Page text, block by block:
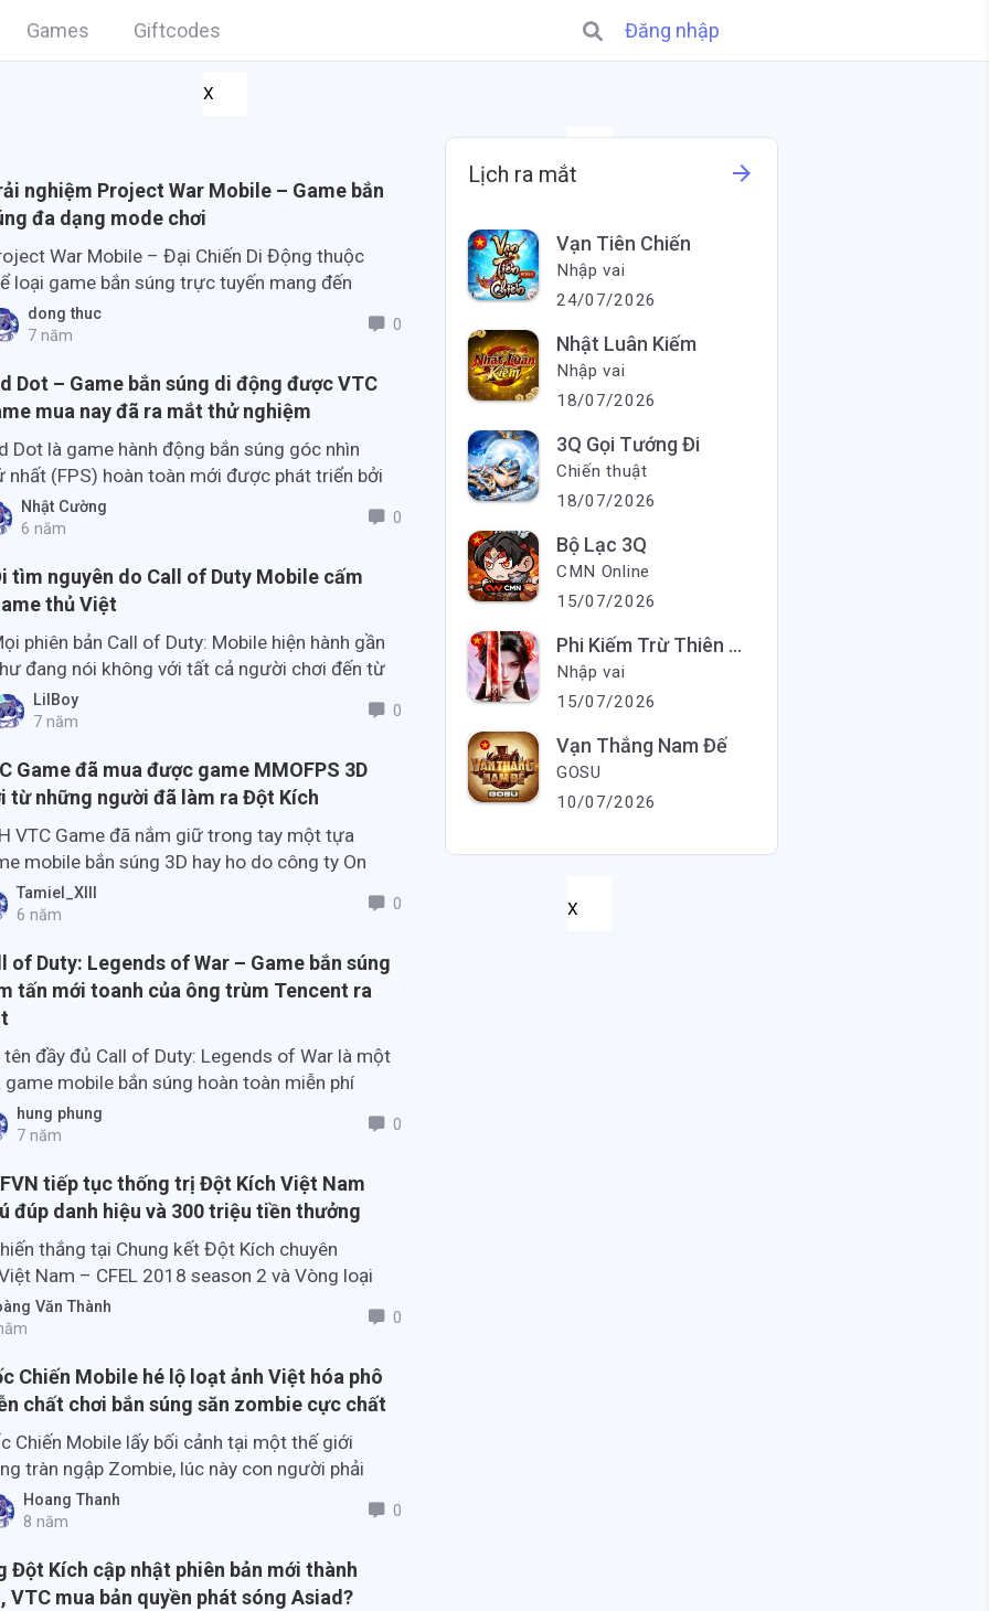
Games Giftcodes Đăng nhập
X
nghiệm Project War Mobile – Game bắn
đa dạng mode chơi
War Mobile – Đại Chiến Di Động thuộc
loại game bắn súng trực tuyến mang đến
chế độ chơi PvE và PvP đa dạng cho bạn
nghiệm.
dong thuc
7 năm
0
Dot – Game bắn súng di động được VTC
mua nay đã ra mắt thử nghiệm
Dot là game hành động bắn súng góc nhìn
nhất (FPS) hoàn toàn mới được phát triển bởi
hiện đã bắt đầu giai đoạn Soft Launch tại
Nhật Cường
6 năm
0
tìm nguyên do Call of Duty Mobile cấm
thủ Việt
phiên bản Call of Duty: Mobile hiện hành gần
đang nói không với tất cả người chơi đến từ
gia Việt Nam. Vậy đâu là nguyên do chính?!
LilBoy
7 năm
0
Game đã mua được game MMOFPS 3D
từ những người đã làm ra Đột Kích
VTC Game đã nắm giữ trong tay một tựa
mobile bắn súng 3D hay ho do công ty On
Games – Hàn Quốc và 37 Wan – Trung Quốc
phát triển.
Tamiel_XIII
6 năm
0
of Duty: Legends of War – Game bắn súng
tấn mới toanh của ông trùm Tencent ra
tên đầy đủ Call of Duty: Legends of War là một
mobile bắn súng hoàn toàn miễn phí
như những tựa game lớn khác của Tencent
áp dụng.
hung phung
7 năm
0
tiếp tục thống trị Đột Kích Việt Nam
đúp danh hiệu và 300 triệu tiền thưởng
thắng tại Chung kết Đột Kích chuyên
Nam – CFEL 2018 season 2 và Vòng loại
thế giới – CFS 2018 National Finals, Boss
về cho minh 300 triệu đồng tiền thưởng.
Văn Thành
0
Chiến Mobile hé lộ loạt ảnh Việt hóa phô
chất chơi bắn súng săn zombie cực chất
Chiến Mobile lấy bối cảnh tại một thế giới
tràn ngập Zombie, lúc này con người phải
lên để chống lại những xác sống này để cứu
thế giới.
Hoang Thanh
8 năm
0
Đột Kích cập nhật phiên bản mới thành
VTC mua bản quyền phát sóng Asiad?
Lịch ra mắt arrow_forward
Vạn Tiên Chiến
Nhập vai
24/07/2026
Nhật Luân Kiếm
Nhập vai
18/07/2026
3Q Gọi Tướng Đi
Chiến thuật
18/07/2026
Bộ Lạc 3Q
CMN Online
15/07/2026
Phi Kiếm Trừ Thiên Ma
Nhập vai
15/07/2026
Vạn Thắng Nam Đế
GOSU
10/07/2026
X